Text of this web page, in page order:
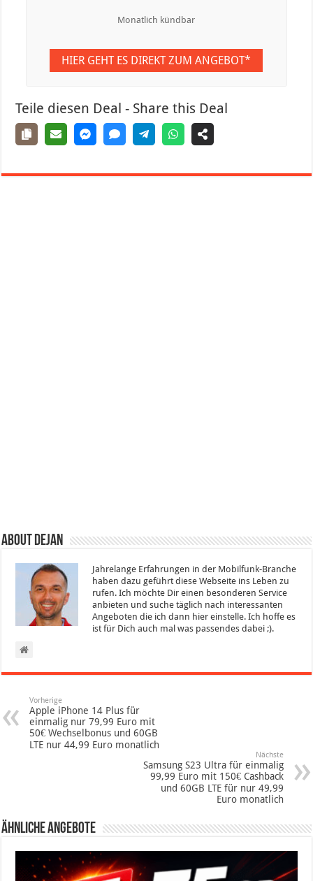
Monatlich kündbar
HIER GEHT ES DIREKT ZUM ANGEBOT*
Teile diesen Deal - Share this Deal
About Dejan
Jahrelange Erfahrungen in der Mobilfunk-Branche
haben dazu geführt diese Webseite ins Leben zu
rufen. Ich möchte Dir einen besonderen Service
anbieten und suche täglich nach interessanten
Angeboten die ich dann hier einstelle. Ich hoffe es
ist für Dich auch mal was passendes dabei ;).
Vorherige
Apple iPhone 14 Plus für
einmalig nur 79,99 Euro mit
50€ Wechselbonus und 60GB
LTE nur 44,99 Euro monatlich
Nächste
Samsung S23 Ultra für einmalig
99,99 Euro mit 150€ Cashback
und 60GB LTE für nur 49,99
Euro monatlich
Ähnliche Angebote